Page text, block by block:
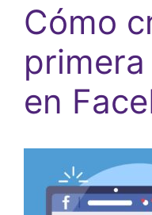
Cómo
en